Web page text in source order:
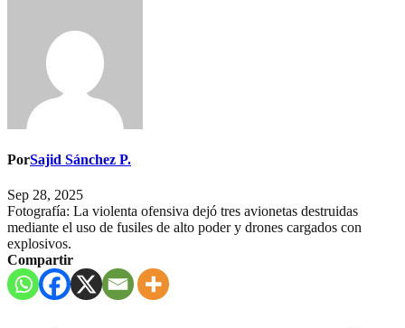
PorSajid Sánchez P.
Sep 28, 2025
Fotografía: La violenta ofensiva dejó tres avionetas destruidas
mediante el uso de fusiles de alto poder y drones cargados con
explosivos.
Compartir